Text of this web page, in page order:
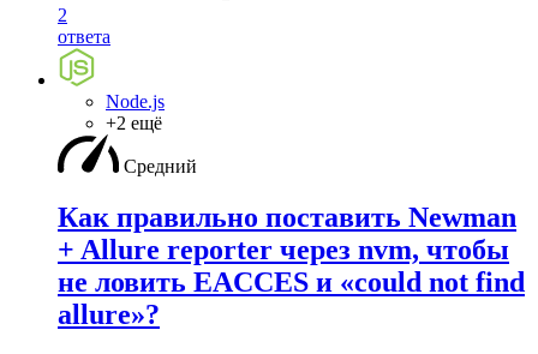
2
ответа
Node.js
+2 ещё
Средний
Как правильно поставить Newman
+ Allure reporter через nvm, чтобы
не ловить EACCES и «could not find
allure»?